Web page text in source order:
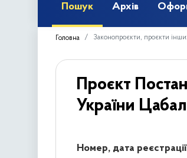
Пошук Архів
Головна Законопроєкти, проєкти
Проєкт
України
Номер, дата